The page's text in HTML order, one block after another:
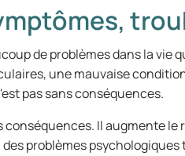
de problèmes dans la
une mauvaise
pas sans conséquences.
conséquences. Il augmente
problèmes